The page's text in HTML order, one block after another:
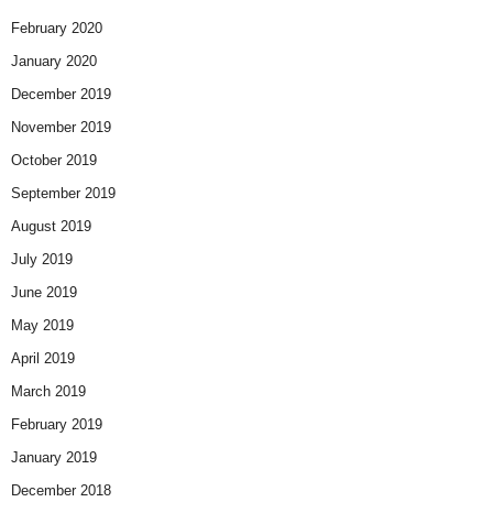
February 2020
January 2020
December 2019
November 2019
October 2019
September 2019
August 2019
July 2019
June 2019
May 2019
April 2019
March 2019
February 2019
January 2019
December 2018